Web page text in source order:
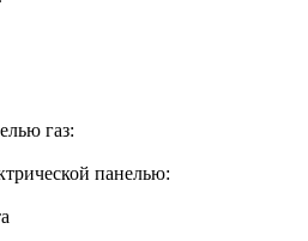
газ:
панелью: